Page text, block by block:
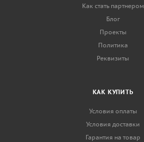
Как стать партнером
Блог
Проекты
Политика
Реквизиты
КАК КУПИТЬ
Условия оплаты
Условия доставки
Гарантия на товар